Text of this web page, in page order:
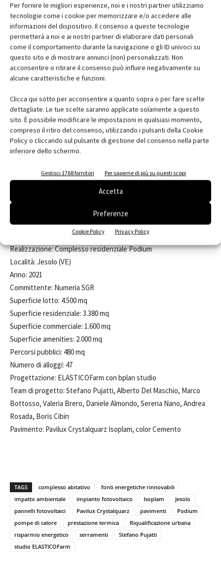
Per fornire le migliori esperienze, noi e i nostri partner utilizziamo
tecnologie come i cookie per memorizzare e/o accedere alle
informazioni del dispositivo. Il consenso a queste tecnologie
permetterà a noi e ai nostri partner di elaborare dati personali
come il comportamento durante la navigazione o gli ID univoci su
questo sito e di mostrare annunci (non) personalizzati. Non
acconsentire o ritirare il consenso può influire negativamente su
alcune caratteristiche e funzioni.
Clicca qui sotto per acconsentire a quanto sopra o per fare scelte
dettagliate. Le tue scelte saranno applicate solamente a questo
sito. È possibile modificare le impostazioni in qualsiasi momento,
compreso il ritiro del consenso, utilizzando i pulsanti della Cookie
Policy o cliccando sul pulsante di gestione del consenso nella parte
inferiore dello schermo.
Gestisci 1768 fornitori Per saperne di più su questi scopi
Accetta
Preferenze
Cookie Policy Privacy Policy
riduzione del rapporto acqua/cemento, dovuta all’applicazione a
spolvero. La corazzatura superficiale, inoltre, ne potenzia
ulteriormente le performance e la durabilità: da un lato, infatti,
riduce la formazione di polvere e la penetrazione di olii e grassi,
facilitando le operazioni di pulizia e manutenzione, utili in
particolare negli ambienti dedicati ai garage. Dall’altro, rende la
superficie estremamente resistente agli agenti atmosferici, al
gelo, al disgelo e ai raggi UV e quindi idonea anche in aree
particolarmente esposte ai cambiamenti del clima, come tetti e
plateatici. Utilizzato nella caratteristica colorazione Cemento in
tutte le pavimentazioni interrate e di copertura, per
un’estensione totale di circa 3.000 mq totali, Pavilux Crystalquarz
residenziale con una particolare lavorazione a spina di pesce, che
ha permesso di incrementarne ancor più la resa antiscivolo - e
dunque l’aderenza degli pneumatici anche in condizioni climatiche
difficili -, il deflusso delle acque e la resistenza dell’opera stessa.
Realizzazione: Complesso residenziale Podium
Località: Jesolo (VE)
Anno: 2021
Committente: Numeria SGR
Superficie lotto: 4.500 mq
Superficie residenziale: 3.380 mq
Superficie commerciale: 1.600 mq
Superficie amenities: 2.000 mq
Percorsi pubblici: 480 mq
Numero di alloggi: 47
Progettazione: ELASTICOFarm con bplan studio
Team di progetto: Stefano Pujatti, Alberto Del Maschio, Marco
Bottosso, Valeria Brero, Daniele Almondo, Serena Nano, Andrea
Rosada, Boris Cibin
Pavimento: Pavilux Crystalquarz Isoplam, color Cemento
TAGS complesso abitativo
fonti energetiche rinnovabili
impatto ambientale
impianto fotovoltaico Isoplam
Jesolo
pannelli fotovoltaici
Pavilux Crystalquarz pavimenti
Podium
pompe di calore
prestazione termica
Riqualificazione urbana
risparmio energetico
serramenti
Stefano Pujatti
studio ELASTICOFarm